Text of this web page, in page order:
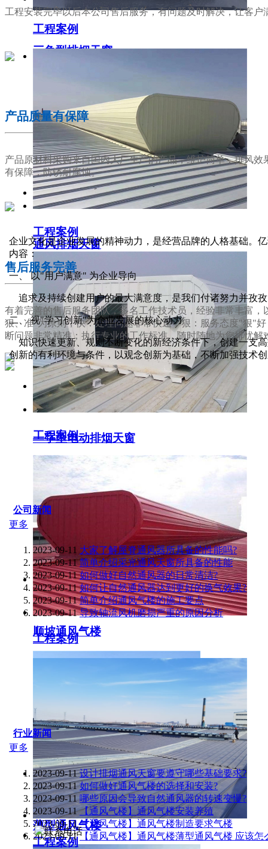
三角型排烟天窗
通风排烟天窗
一字型电动排烟天窗
顺坡通风气楼
薄型通风气楼
工程案例
工程案例
工程案例
工程案例
工程案例
工程安装完毕以后本公司售后服务，有问题及时解决，让客户
产品质量有保障
产品原材料采购来自国内大厂生产的产品，维护简单，排风效
有保障，防锈耐腐蚀。
03
售后服务完善
有着完善的售后服务团队，多名工作技术员，经验非常丰富，
狠、准"为原则，快：处理问题非常快速；狠：服务态度"狠"
断问题非常精准；执行专业的工作标准，随时随地为您排忧解
企业文化是企业发展的精神动力，是经营品牌的人格基础。
内容：
一、 以"用户满意" 为企业导向
追求及持续创建用户的最大满意度，是我们付诸努力并孜
二、 视"学习创新"为企业发展的核心动力
知识快速更新、规则不断变化的新经济条件下，创建一支
创新的有利环境与条件，以观念创新为基础，不断加强技术
公司新闻
更多
2023-09-11 大家了解屋脊通风器所具备的性能吗?
2023-09-11 简单介绍采光通风天窗所具备的性能
2023-09-11 如何做好自然通风器的日常清洁?
2023-09-11 如何让自然通风器达到更好的换气效果?
2023-09-11 简单介绍通风气楼的施工要点
2023-09-11 导致轴流风机磨损严重的原因分析
行业新闻
更多
2023-09-11 设计排烟通风天窗要遵守哪些基础要求?
2023-09-11 如何做好通风气楼的选择和安装?
2023-09-11 哪些原因会导致自然通风器的转速变慢?
2023-09-11 【通风气楼】通风气楼安装养殖
2023-09-11 【通风气楼】通风气楼制造要求气楼
2023-09-11 【通风气楼】通风气楼薄型通风气楼 应该怎